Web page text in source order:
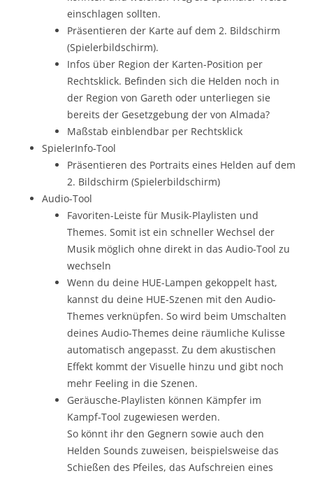
einschlagen sollten.
Präsentieren der Karte auf dem 2. Bildschirm
(Spielerbildschirm).
Infos über Region der Karten-Position per
Rechtsklick. Befinden sich die Helden noch in
der Region von Gareth oder unterliegen sie
bereits der Gesetzgebung der von Almada?
Maßstab einblendbar per Rechtsklick
SpielerInfo-Tool
Präsentieren des Portraits eines Helden auf dem
2. Bildschirm (Spielerbildschirm)
Audio-Tool
Favoriten-Leiste für Musik-Playlisten und
Themes. Somit ist ein schneller Wechsel der
Musik möglich ohne direkt in das Audio-Tool zu
wechseln
Wenn du deine HUE-Lampen gekoppelt hast,
kannst du deine HUE-Szenen mit den Audio-
Themes verknüpfen. So wird beim Umschalten
deines Audio-Themes deine räumliche Kulisse
automatisch angepasst. Zu dem akustischen
Effekt kommt der Visuelle hinzu und gibt noch
mehr Feeling in die Szenen.
Geräusche-Playlisten können Kämpfer im
Kampf-Tool zugewiesen werden.
So könnt ihr den Gegnern sowie auch den
Helden Sounds zuweisen, beispielsweise das
Schießen des Pfeiles, das Aufschreien eines